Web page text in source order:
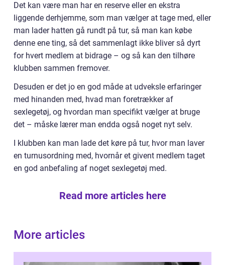
Det kan være man har en reserve eller en ekstra
liggende derhjemme, som man vælger at tage med, eller
man lader hatten gå rundt på tur, så man kan købe
denne ene ting, så det sammenlagt ikke bliver så dyrt
for hvert medlem at bidrage – og så kan den tilhøre
klubben sammen fremover.
Desuden er det jo en god måde at udveksle erfaringer
med hinanden med, hvad man foretrækker af
sexlegetøj, og hvordan man specifikt vælger at bruge
det – måske lærer man endda også noget nyt selv.
I klubben kan man lade det køre på tur, hvor man laver
en turnusordning med, hvornår et givent medlem taget
en god anbefaling af noget sexlegetøj med.
Read more articles here
More articles